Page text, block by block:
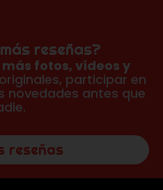
reseñas?
más fotos, vídeos y
participar en
novedades antes que
reseñas